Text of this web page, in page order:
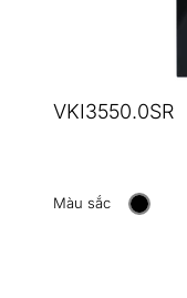
VKI3550.0SR
Màu sắc